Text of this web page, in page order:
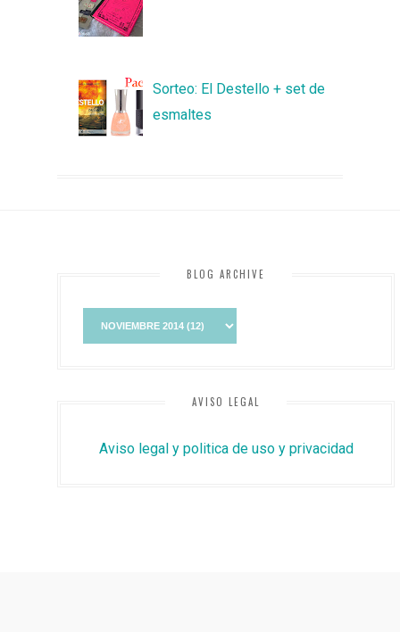
Sorteo: El Destello + set de
esmaltes
BLOG ARCHIVE
AVISO LEGAL
Aviso legal y politica de uso y privacidad